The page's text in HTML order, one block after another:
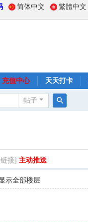
简体中文 繁體中文
充值中心 天天打卡
帖子
接] 主动推送
示全部楼层